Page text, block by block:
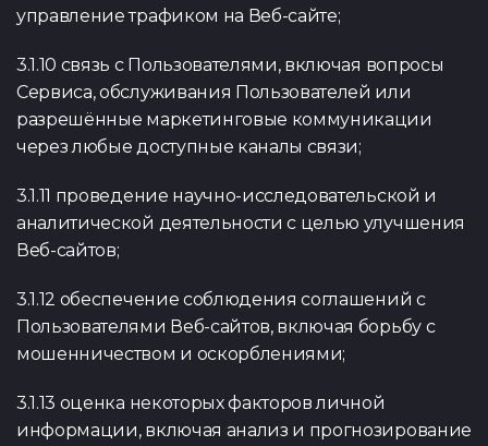
управление трафиком на Веб-сайте;
3.1.10 связь с Пользователями, включая вопросы
Сервиса, обслуживания Пользователей или
разрешённые маркетинговые коммуникации
через любые доступные каналы связи;
3.1.11 проведение научно-исследовательской и
аналитической деятельности с целью улучшения
Веб-сайтов;
3.1.12 обеспечение соблюдения соглашений с
Пользователями Веб-сайтов, включая борьбу с
мошенничеством и оскорблениями;
3.1.13 оценка некоторых факторов личной
информации, включая анализ и прогнозирование